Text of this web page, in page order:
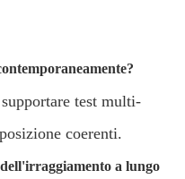
test multi-
coerenti.
a lungo